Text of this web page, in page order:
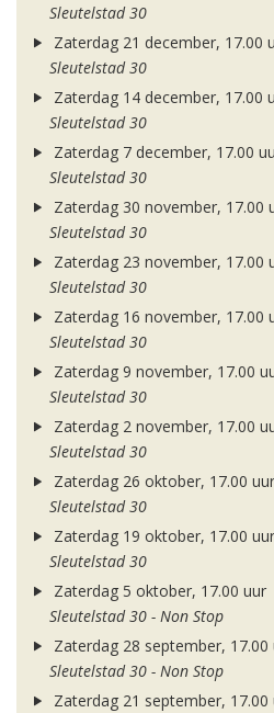
Sleutelstad 30
Zaterdag 21 december, 17.00
Sleutelstad 30
Zaterdag 14 december, 17.00
Sleutelstad 30
Zaterdag 7 december, 17.00
Sleutelstad 30
Zaterdag 30 november, 17.00
Sleutelstad 30
Zaterdag 23 november, 17.00
Sleutelstad 30
Zaterdag 16 november, 17.00
Sleutelstad 30
Zaterdag 9 november, 17.00
Sleutelstad 30
Zaterdag 2 november, 17.00
Sleutelstad 30
Zaterdag 26 oktober, 17.00 uur
Sleutelstad 30
Zaterdag 19 oktober, 17.00 uur
Sleutelstad 30
Zaterdag 5 oktober, 17.00 uur
Sleutelstad 30 - Non Stop
Zaterdag 28 september, 17.00
Sleutelstad 30 - Non Stop
Zaterdag 21 september, 17.00